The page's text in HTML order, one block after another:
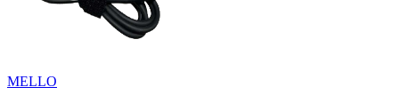
MELLO